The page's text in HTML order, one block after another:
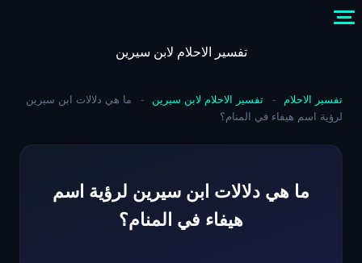
content
تفسير الاحلام لابن سيرين
تفسير الاحلام - تفسير الاحلام لابن سيرين -
ما هي دلالات ابن سيرين
لرؤية اسم هيفاء في المنام؟
ما هي دلالات ابن سيرين لرؤية اسم
هيفاء في المنام؟